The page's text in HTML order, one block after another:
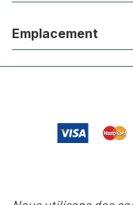
Emplacement